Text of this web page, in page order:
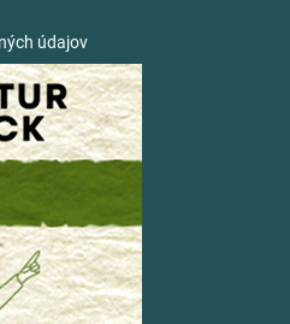
údajov